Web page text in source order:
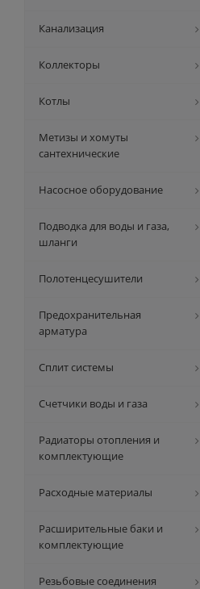
Канализация
Коллекторы
Котлы
Метизы и хомуты
сантехнические
Насосное оборудование
Подводка для воды и газа,
шланги
Полотенцесушители
Предохранительная
арматура
Сплит системы
Счетчики воды и газа
Радиаторы отопления и
комплектующие
Расходные материалы
Расширительные баки и
комплектующие
Резьбовые соединения